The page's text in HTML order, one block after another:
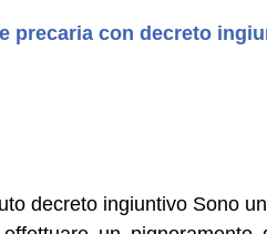
precaria con decreto
decreto ingiuntivo Sono